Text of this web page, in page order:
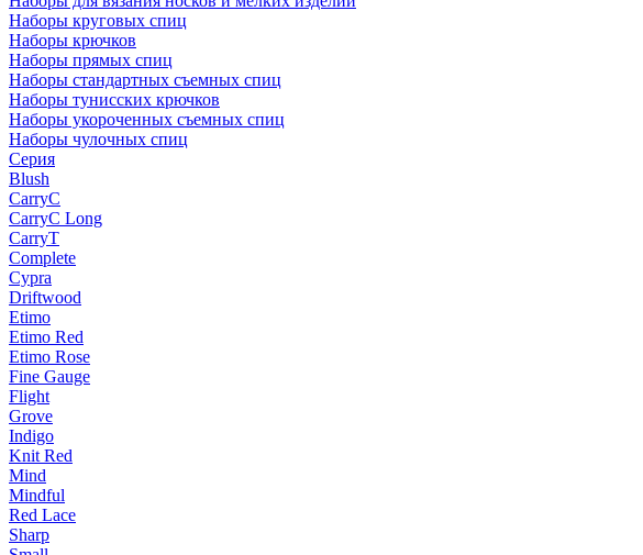
Наборы круговых спиц
Наборы крючков
Наборы прямых спиц
Наборы стандартных съемных спиц
Наборы тунисских крючков
Наборы укороченных съемных спиц
Наборы чулочных спиц
Серия
Blush
CarryC
CarryC Long
CarryT
Complete
Cypra
Driftwood
Etimo
Etimo Red
Etimo Rose
Fine Gauge
Flight
Grove
Indigo
Knit Red
Mind
Mindful
Red Lace
Sharp